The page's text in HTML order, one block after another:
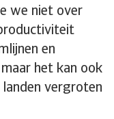
we niet over
en
het kan ook
vergroten